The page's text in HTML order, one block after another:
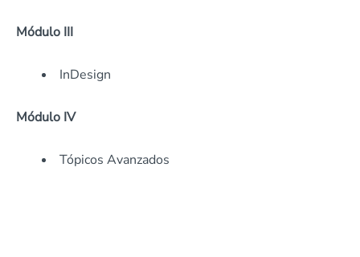
Módulo III
InDesign
Módulo IV
Tópicos Avanzados